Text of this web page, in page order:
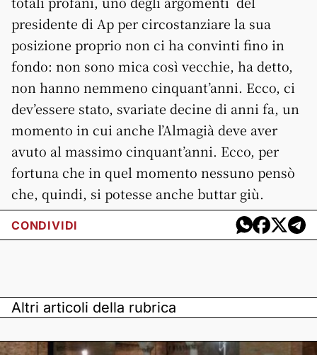
presidente di Ap per circostanziare la sua
posizione proprio non ci ha convinti fino in
fondo: non sono mica così vecchie, ha detto,
non hanno nemmeno cinquant’anni. Ecco, ci
dev’essere stato, svariate decine di anni fa, un
momento in cui anche l’Almagià deve aver
avuto al massimo cinquant’anni. Ecco, per
fortuna che in quel momento nessuno pensò
che, quindi, si potesse anche buttar giù.
CONDIVIDI
Altri articoli della rubrica